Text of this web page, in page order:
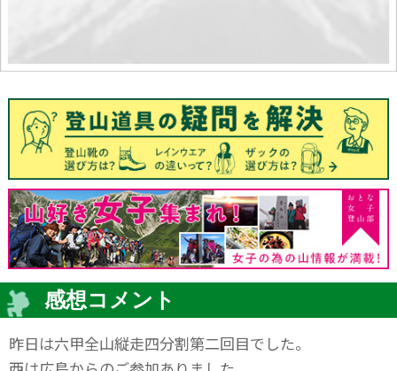
感想コメント
昨日は六甲全山縦走四分割第二回目でした。